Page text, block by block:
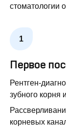
стоматологии
Первое
Рентген-
зубного корня
корневых